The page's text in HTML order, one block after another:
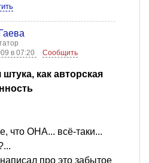
в 07:20
Сообщить
штука, как авторская
что ОНА... всё-таки...
про это забытое